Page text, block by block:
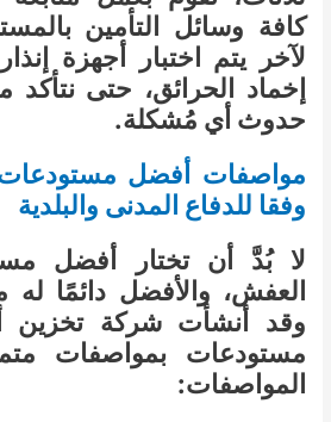
كافة وسائل التأمين
لآخر يتم اختبار أجهزة
إخماد الحرائق، حتى
حدوث أي مُشكلة.
مواصفات أفضل
وفقا للدفاع المدنى والبلدية
لا بُدَّ أن تختار أفضل
العفش، والأفضل دائمًا
وقد أنشأت شركة تخزين
مستودعات بمواصفات
المواصفات: